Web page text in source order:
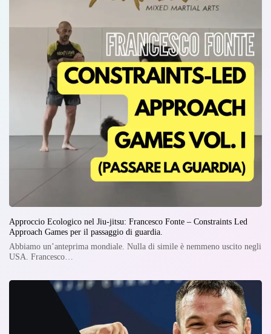
Approccio Ecologico nel Jiu-jitsu: Francesco Fonte – Constraints Led
Approach Games per il passaggio di guardia.
Abbiamo un’anteprima mondiale. Nulla di simile è nemmeno uscito negli
USA. Francesco…